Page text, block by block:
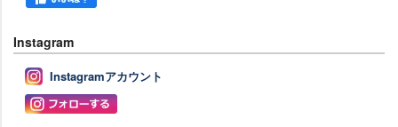
Instagram
Instagramアカウント